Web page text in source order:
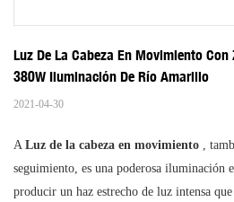
Luz De La Cabeza En Movimiento
380W Iluminación De Río Amarillo
2021-04-30
A Luz de la cabeza en movimiento ,
seguimiento, es una poderosa iluminación
producir un haz estrecho de luz intensa